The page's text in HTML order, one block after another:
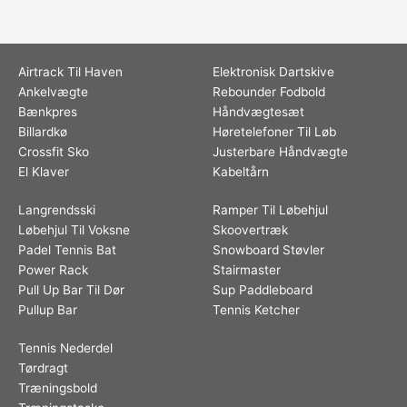
Airtrack Til Haven
Ankelvægte
Bænkpres
Billardkø
Crossfit Sko
El Klaver
Elektronisk Dartskive
Rebounder Fodbold
Håndvægtesæt
Høretelefoner Til Løb
Justerbare Håndvægte
Kabeltårn
Langrendsski
Løbehjul Til Voksne
Padel Tennis Bat
Power Rack
Pull Up Bar Til Dør
Pullup Bar
Ramper Til Løbehjul
Skoovertræk
Snowboard Støvler
Stairmaster
Sup Paddleboard
Tennis Ketcher
Tennis Nederdel
Tørdragt
Træningsbold